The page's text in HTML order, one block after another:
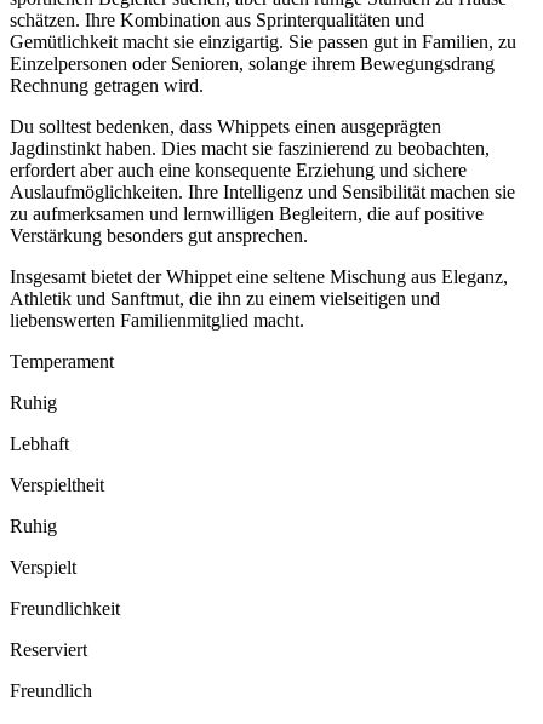
schätzen. Ihre Kombination aus Sprinterqualitäten und
Gemütlichkeit macht sie einzigartig. Sie passen gut in Familien, zu
Einzelpersonen oder Senioren, solange ihrem Bewegungsdrang
Rechnung getragen wird.
Du solltest bedenken, dass Whippets einen ausgeprägten
Jagdinstinkt haben. Dies macht sie faszinierend zu beobachten,
erfordert aber auch eine konsequente Erziehung und sichere
Auslaufmöglichkeiten. Ihre Intelligenz und Sensibilität machen sie
zu aufmerksamen und lernwilligen Begleitern, die auf positive
Verstärkung besonders gut ansprechen.
Insgesamt bietet der Whippet eine seltene Mischung aus Eleganz,
Athletik und Sanftmut, die ihn zu einem vielseitigen und
liebenswerten Familienmitglied macht.
Temperament
Ruhig
Lebhaft
Verspieltheit
Ruhig
Verspielt
Freundlichkeit
Reserviert
Freundlich